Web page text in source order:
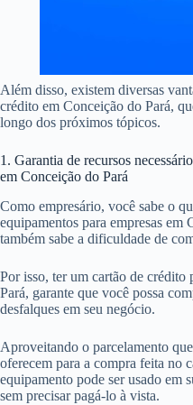
Além disso, existem diversas
crédito em Conceição do Pará,
longo dos próximos tópicos.
1. Garantia de recursos
em Conceição do Pará
Como empresário, você sabe o
equipamentos para empresas em
também sabe a dificuldade de
Por isso, ter um cartão de crédito
Pará, garante que você possa
desfalques em seu negócio.
Aproveitando o parcelamento
oferecem para a compra feita no
equipamento pode ser usado em
sem precisar pagá-lo à vista.